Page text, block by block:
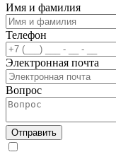
Имя и фамилия
Телефон
Электронная почта
Вопрос
Отправить